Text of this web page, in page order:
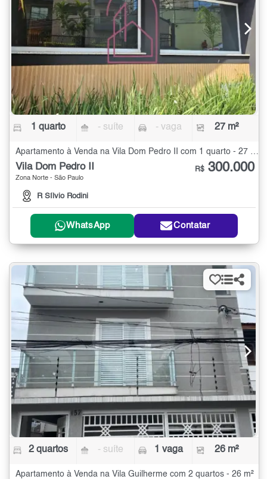
1 quarto - suíte - vaga 27 m²
Apartamento à Venda na Vila Dom Pedro II com 1 quarto - 27 m²
Vila Dom Pedro II
Zona Norte - São Paulo
R Sílvio Rodini
R$ 300.000
WhatsApp Contatar
2 quartos - suíte 1 vaga 26 m²
Apartamento à Venda na Vila Guilherme com 2 quartos - 26 m²